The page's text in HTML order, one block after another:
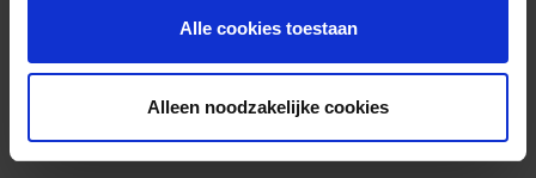
Alle cookies toestaan
Alleen noodzakelijke cookies